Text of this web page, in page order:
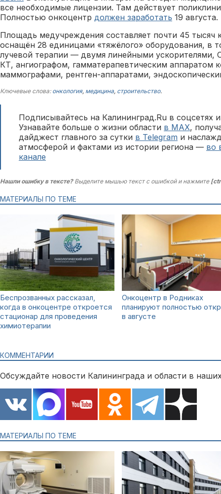
все необходимые лицензии. Там действует
Полностью онкоцентр должен заработать 19 августа.
Площадь медучреждения составляет почти 45 тысяч
оснащён 28 единицами «тяжёлого» оборудования, в
лучевой терапии — двумя линейными
КТ, ангиографом, гамматерапевтическим аппаратом
маммографами, рентген-аппаратами,
Ключевые слова: онкология, медицина, строительство.
Подписывайтесь на Калининград.Ru в соцсетях
Узнавайте больше о жизни области в MAX,
дайджест главного за сутки в Telegram и
атмосферой и фактами из истории региона — во
канале
Нашли ошибку в тексте?Выделите мышью текст с ошибкой и нажмите
МАТЕРИАЛЫ ПО ТЕМЕ
Беспрозванных рассказал,
когда в онкоцентре откроется
стационар для проведения
химиотерапии
Онкоцентр в Родниках
планируют полностью
в августе
КОММЕНТАРИИ
Обсуждайте новости Калининграда и области в
МАТЕРИАЛЫ ПО ТЕМЕ